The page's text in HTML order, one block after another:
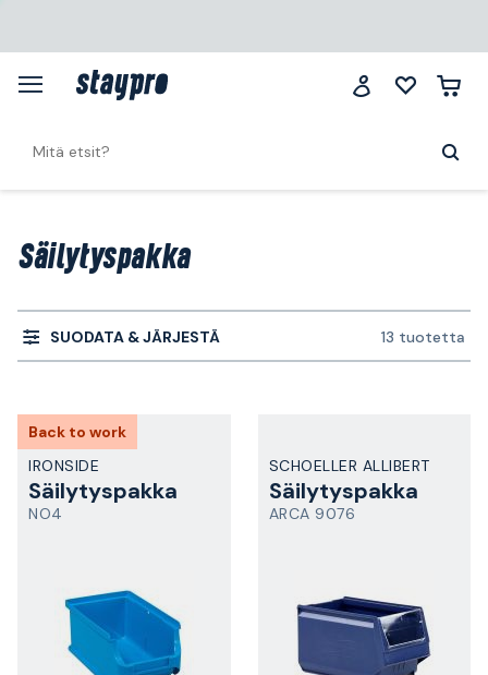
Säilytyspakka
SUODATA & JÄRJESTÄ 13 tuotetta
Back to work
IRONSIDE
Säilytyspakka
NO4
SCHOELLER ALLIBERT
Säilytyspakka
ARCA 9076